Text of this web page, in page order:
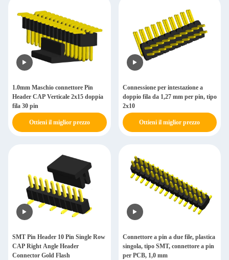
1.0mm Maschio connettore Pin
Header CAP Verticale 2x15 doppia
fila 30 pin
Ottieni il miglior prezzo
Connessione per intestazione a
doppio fila da 1,27 mm per pin, tipo
2x10
Ottieni il miglior prezzo
SMT Pin Header 10 Pin Single Row
CAP Right Angle Header
Connector Gold Flash
Connettore a pin a due file, plastica
singola, tipo SMT, connettore a pin
per PCB, 1,0 mm